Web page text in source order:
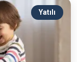
Yatılı